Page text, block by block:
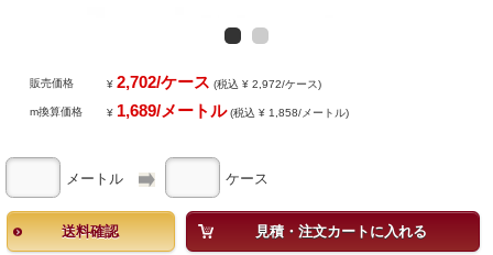
販売価格 ¥2,702/ケース (税込 ¥ 2,972/ケース)
m換算価格 ¥ 1,689/メートル(税込 ¥ 1,858/メートル)
メートル ケース
送料確認 見積・注文カートに入れる